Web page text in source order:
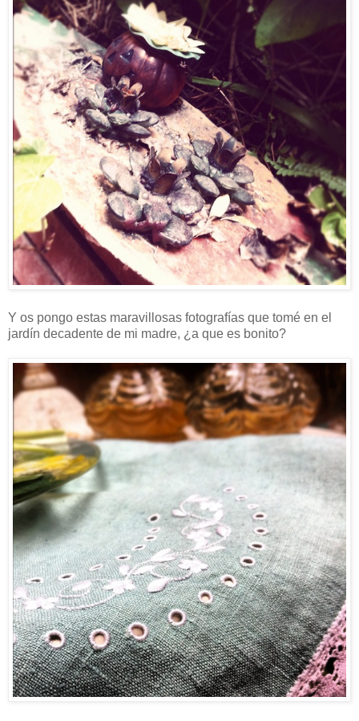
Y os pongo estas maravillosas fotografías que tomé en el
jardín decadente de mi madre, ¿a que es bonito?